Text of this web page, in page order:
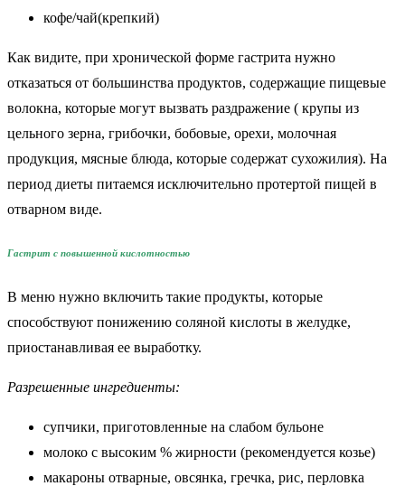
кофе/чай(крепкий)
Как видите, при хронической форме гастрита нужно
отказаться от большинства продуктов, содержащие пищевые
волокна, которые могут вызвать раздражение ( крупы из
цельного зерна, грибочки, бобовые, орехи, молочная
продукция, мясные блюда, которые содержат сухожилия). На
период диеты питаемся исключительно протертой пищей в
отварном виде.
Гастрит с повышенной кислотностью
В меню нужно включить такие продукты, которые
способствуют понижению соляной кислоты в желудке,
приостанавливая ее выработку.
Разрешенные ингредиенты:
супчики, приготовленные на слабом бульоне
молоко с высоким % жирности (рекомендуется козье)
макароны отварные, овсянка, гречка, рис, перловка